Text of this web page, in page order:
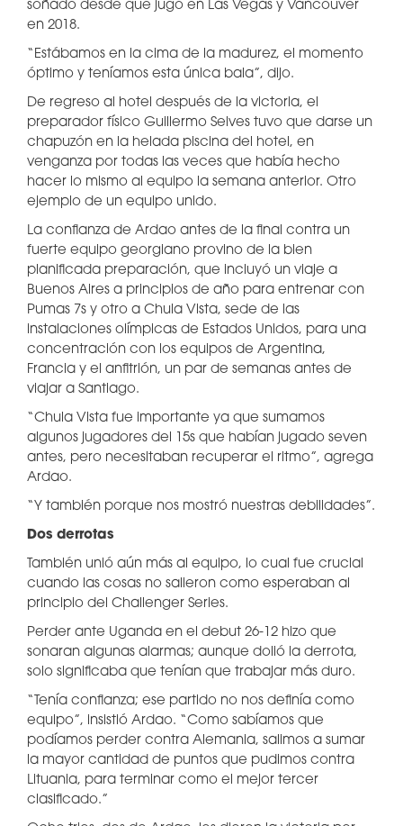
soñado desde que jugó en Las Vegas y Vancouver
en 2018.
“Estábamos en la cima de la madurez, el momento
óptimo y teníamos esta única bala”, dijo.
De regreso al hotel después de la victoria, el
preparador físico Guillermo Selves tuvo que darse un
chapuzón en la helada piscina del hotel, en
venganza por todas las veces que había hecho
hacer lo mismo al equipo la semana anterior. Otro
ejemplo de un equipo unido.
La confianza de Ardao antes de la final contra un
fuerte equipo georgiano provino de la bien
planificada preparación, que incluyó un viaje a
Buenos Aires a principios de año para entrenar con
Pumas 7s y otro a Chula Vista, sede de las
instalaciones olímpicas de Estados Unidos, para una
concentración con los equipos de Argentina,
Francia y el anfitrión, un par de semanas antes de
viajar a Santiago.
“Chula Vista fue importante ya que sumamos
algunos jugadores del 15s que habían jugado seven
antes, pero necesitaban recuperar el ritmo”, agrega
Ardao.
“Y también porque nos mostró nuestras debilidades”.
Dos derrotas
También unió aún más al equipo, lo cual fue crucial
cuando las cosas no salieron como esperaban al
principio del Challenger Series.
Perder ante Uganda en el debut 26-12 hizo que
sonaran algunas alarmas; aunque dolió la derrota,
solo significaba que tenían que trabajar más duro.
“Tenía confianza; ese partido no nos definía como
equipo”, insistió Ardao. “Como sabíamos que
podíamos perder contra Alemania, salimos a sumar
la mayor cantidad de puntos que pudimos contra
Lituania, para terminar como el mejor tercer
clasificado.”